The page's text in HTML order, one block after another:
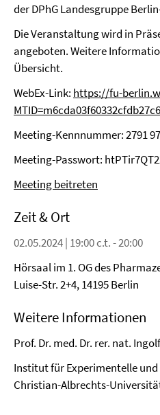
der DPhG Landesgruppe
Die Veranstaltung wird in
angeboten. Weitere
Übersicht.
WebEx-Link: https://fu-
Meeting-Kennnummer:2791
Meeting-Passwort:
Meeting beitreten
Zeit & Ort
02.05.2024 | 19:00 c.t. - 20:00
Hörsaal im 1. OG des
Luise-Str. 2+4, 14195 Berlin
Weitere Informationen
Prof. Dr. med. Dr. rer. nat.
Institut für Experimentelle
Christian-Albrechts-